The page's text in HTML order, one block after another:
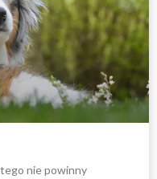
nie powinny